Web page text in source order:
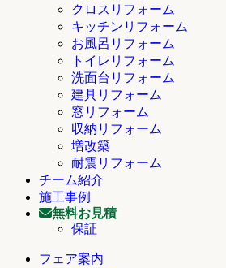
クロスリフォーム
キッチンリフォーム
お風呂リフォーム
トイレリフォーム
洗面台リフォーム
建具リフォーム
窓リフォーム
収納リフォーム
増改築
耐震リフォーム
チーム紹介
施工事例
無料お見積
保証
フェア案内